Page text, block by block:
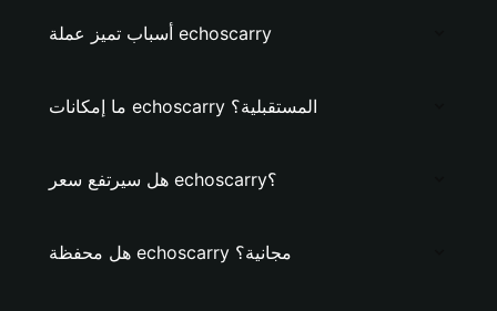
أسباب تميز عملة echoscarry
ما إمكانات echoscarry المستقبلية؟
هل سيرتفع سعر echoscarry؟
هل محفظة echoscarry مجانية؟